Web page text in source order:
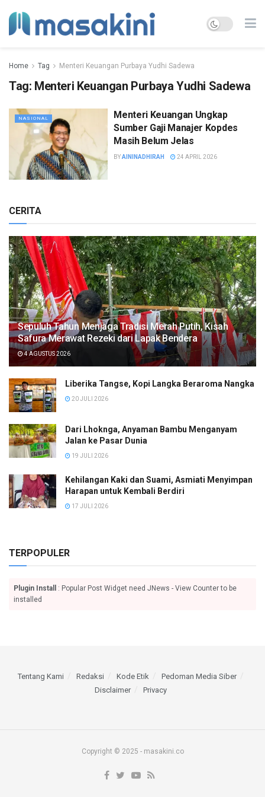
Home Tag Menteri Keuangan Purbaya Yudhi Sadewa
Tag: Menteri Keuangan Purbaya Yudhi Sadewa
NASIONAL
Menteri Keuangan Ungkap
Sumber Gaji Manajer Kopdes
Masih Belum Jelas
BYAININADHIRAH 24 APRIL 2026
CERITA
Sepuluh Tahun Menjaga Tradisi Merah Putih, Kisah
Safura Merawat Rezeki dari Lapak Bendera
4 AGUSTUS 2026
Liberika Tangse, Kopi Langka Beraroma Nangka
20 JULI 2026
Dari Lhoknga, Anyaman Bambu Menganyam
Jalan ke Pasar Dunia
19 JULI 2026
Kehilangan Kaki dan Suami, Asmiati Menyimpan
Harapan untuk Kembali Berdiri
17 JULI 2026
TERPOPULER
Plugin Install
: Popular Post Widget need JNews - View Counter to be
installed
Tentang Kami Redaksi Kode Etik
Pedoman Media Siber
Disclaimer
Privacy
Copyright © 2025 - masakini.co